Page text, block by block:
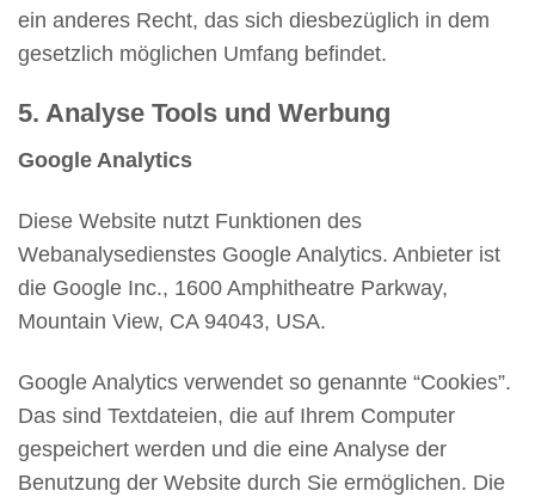
ein anderes Recht, das sich diesbezüglich in dem
gesetzlich möglichen Umfang befindet.
5. Analyse Tools und Werbung
Google Analytics
Diese Website nutzt Funktionen des
Webanalysedienstes Google Analytics. Anbieter ist
die Google Inc., 1600 Amphitheatre Parkway,
Mountain View, CA 94043, USA.
Google Analytics verwendet so genannte “Cookies”.
Das sind Textdateien, die auf Ihrem Computer
gespeichert werden und die eine Analyse der
Benutzung der Website durch Sie ermöglichen. Die